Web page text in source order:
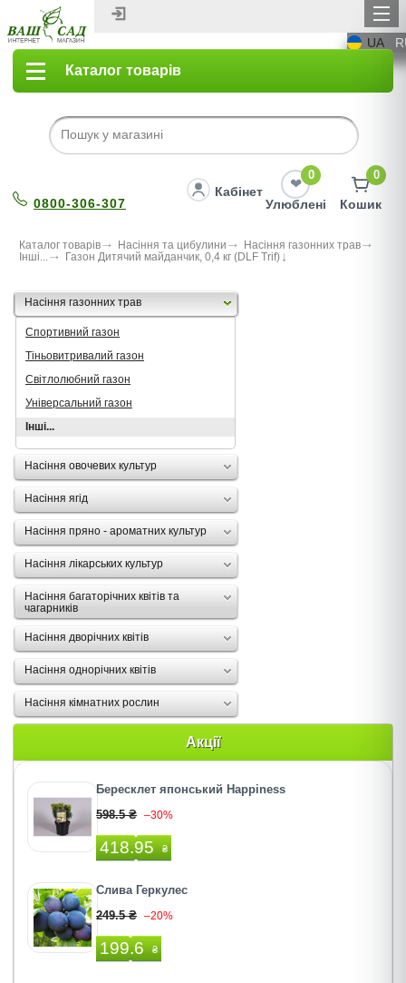
UA
Каталог товарів
0800-306-307
Кабінет
0
Улюблені
0
Кошик
Каталог товарів Насіння та цибулини
Насіння газонних трав
Інші...
Газон Дитячий майданчик, 0,4 кг (DLF Trif)
Насіння газонних трав
Спортивний газон
Тіньовитривалий газон
Світлолюбний газон
Універсальний газон
Інші...
Насіння овочевих культур
Насіння ягід
Насіння пряно - ароматних культур
Насіння лікарських культур
Насіння багаторічних квітів та
чагарників
Насіння дворічних квітів
Насіння однорічних квітів
Насіння кімнатних рослин
Акції
Бересклет японський Happiness
598.5 ₴ –30%
418.95 ₴
Слива Геркулес
249.5 ₴ –20%
199.6 ₴